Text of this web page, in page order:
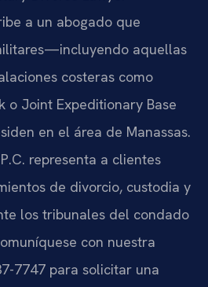
a un abogado que
aquellas
costeras como
o Joint Expeditionary Base
en el área de Manassas.
representa a clientes
de divorcio, custodia y
los tribunales del condado
con nuestra
7747 para solicitar una